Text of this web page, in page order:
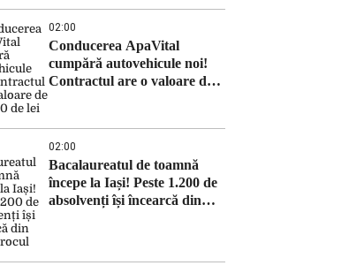
02:00
Conducerea ApaVital
cumpără autovehicule noi!
Contractul are o valoare de
02:00
Bacalaureatul de toamnă
începe la Iași! Peste 1.200 de
absolvenți își încearcă din